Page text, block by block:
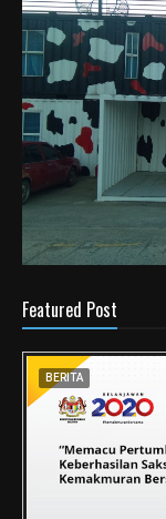
Featured Post
BERITA